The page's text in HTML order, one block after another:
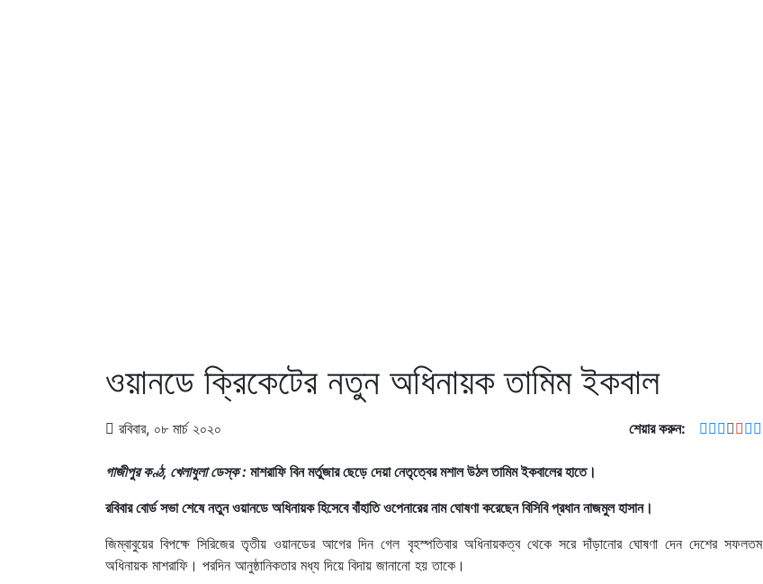
ওয়ানডে ক্রিকেটের নতুন অধিনায়ক তামিম ইকবাল
রবিবার, ০৮ মার্চ ২০২০ শেয়ার করুন:
গাজীপুর কণ্ঠ, খেলাধুলা ডেস্ক : মাশরাফি বিন মর্তুজার ছেড়ে দেয়া নেতৃত্বের মশাল উঠল তামিম ইকবালের হাতে।
রবিবার বোর্ড সভা শেষে নতুন ওয়ানডে অধিনায়ক হিসেবে বাঁহাতি ওপেনারের নাম ঘোষণা করেছেন বিসিবি প্রধান নাজমুল হাসান।
জিম্বাবুয়ের বিপক্ষে সিরিজের তৃতীয় ওয়ানডের আগের দিন গেল বৃহস্পতিবার অধিনায়কত্ব থেকে সরে দাঁড়ানোর ঘোষণা দেন দেশের সফলতম
অধিনায়ক মাশরাফি। পরদিন আনুষ্ঠানিকতার মধ্য দিয়ে বিদায় জানানো হয় তাকে।